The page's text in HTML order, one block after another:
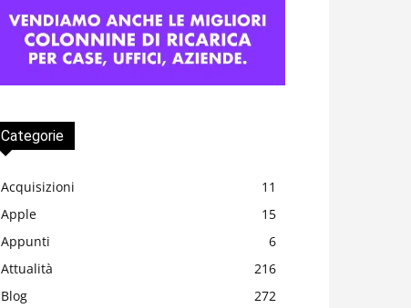
Categorie
Acquisizioni
11
Apple
15
Appunti
6
Attualità
216
Blog
272